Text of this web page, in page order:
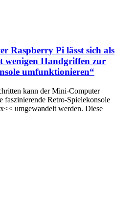
Raspberry Pi lässt sich als
wenigen Handgriffen zur
umfunktionieren“
kann der Mini-Computer
faszinierende Retro-Spielekonsole
umgewandelt werden. Diese